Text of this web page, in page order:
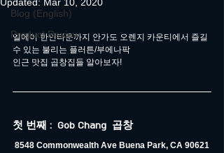
Blog (English)
Product Review
엘에이 한인타운까지 안가도 오렌지 카운티에서 즐길
수 있는 불리는 플러튼/부에나팍
인근 맛집 곱창집들 알아보자!
첫 번째 :  Gob Chang  곱창
8548 Commonwealth Ave Buena Park, CA 90621